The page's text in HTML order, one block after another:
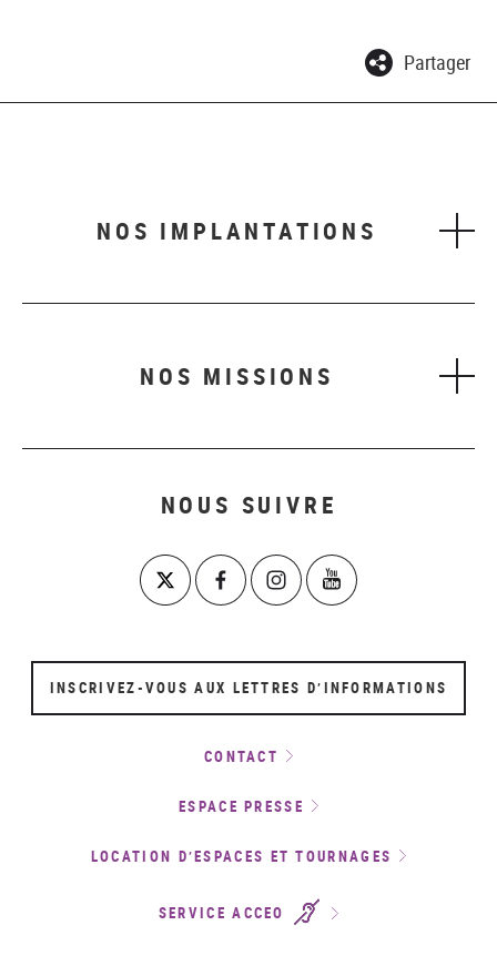
Partager
NOS IMPLANTATIONS
NOS MISSIONS
NOUS SUIVRE
INSCRIVEZ-VOUS AUX LETTRES D’INFORMATIONS
CONTACT
ESPACE PRESSE
LOCATION D’ESPACES ET TOURNAGES
SERVICE ACCEO